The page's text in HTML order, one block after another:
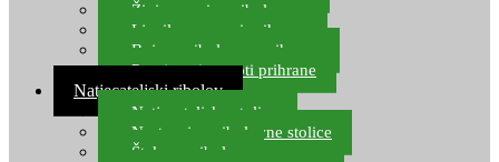
Živi mamci za ribolov
Ljepilo za crve i prihranu
Boje za ribolovnu prihranu
Provjereni recepti prihrane
Natjecateljski ribolov
Natjecateljske stolice
Nastavci za ribolovne stolice
Šteke za ribolov